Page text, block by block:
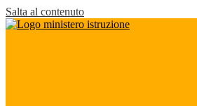
Salta al contenuto